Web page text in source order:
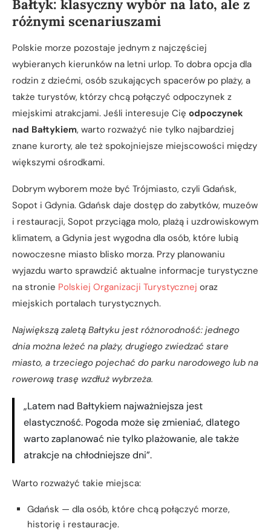
Bałtyk: klasyczny wybór na lato, ale z
różnymi scenariuszami
Polskie morze pozostaje jednym z najczęściej
wybieranych kierunków na letni urlop. To dobra opcja dla
rodzin z dziećmi, osób szukających spacerów po plaży, a
także turystów, którzy chcą połączyć odpoczynek z
miejskimi atrakcjami. Jeśli interesuje Cię odpoczynek
nad Bałtykiem, warto rozważyć nie tylko najbardziej
znane kurorty, ale też spokojniejsze miejscowości między
większymi ośrodkami.
Dobrym wyborem może być Trójmiasto, czyli Gdańsk,
Sopot i Gdynia. Gdańsk daje dostęp do zabytków, muzeów
i restauracji, Sopot przyciąga molo, plażą i uzdrowiskowym
klimatem, a Gdynia jest wygodna dla osób, które lubią
nowoczesne miasto blisko morza. Przy planowaniu
wyjazdu warto sprawdzić aktualne informacje turystyczne
na stronie Polskiej Organizacji Turystycznej oraz
miejskich portalach turystycznych.
Największą zaletą Bałtyku jest różnorodność: jednego
dnia można leżeć na plaży, drugiego zwiedzać stare
miasto, a trzeciego pojechać do parku narodowego lub na
rowerową trasę wzdłuż wybrzeża.
„Latem nad Bałtykiem najważniejsza jest
elastyczność. Pogoda może się zmieniać, dlatego
warto zaplanować nie tylko plażowanie, ale także
atrakcje na chłodniejsze dni”.
Warto rozważyć takie miejsca:
Gdańsk — dla osób, które chcą połączyć morze,
historię i restauracje.